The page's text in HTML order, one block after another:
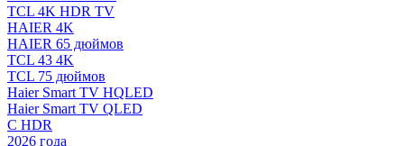
TCL 4K HDR TV
HAIER 4K
HAIER 65 дюймов
TCL 43 4K
TCL 75 дюймов
Haier Smart TV HQLED
Haier Smart TV QLED
С HDR
2026 года